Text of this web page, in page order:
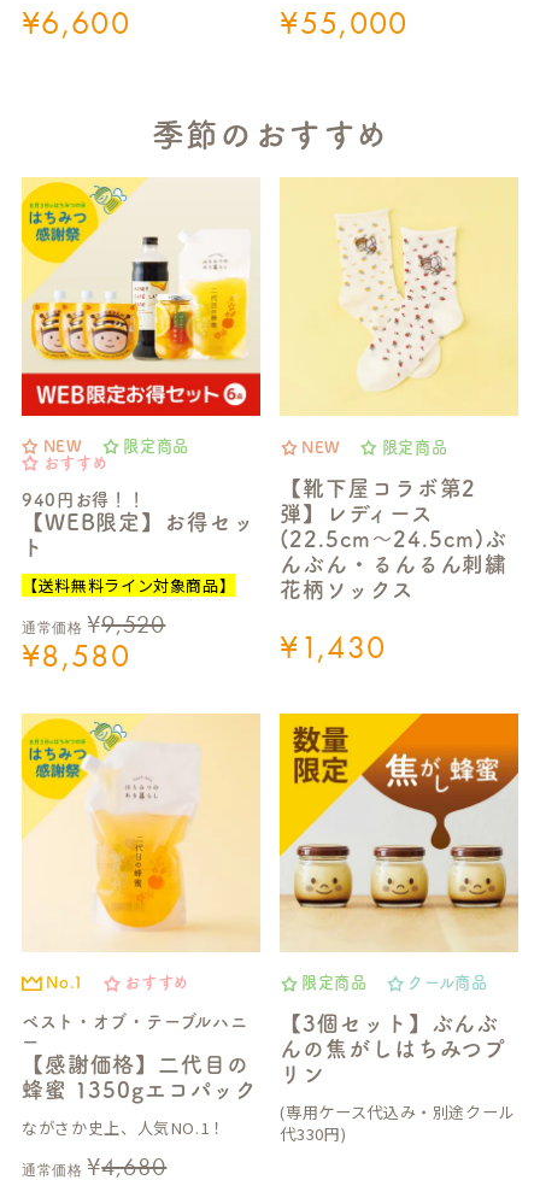
¥6,600 ¥55,000
季節のおすすめ
NEW
限定商品
おすすめ
940円お得！！
【WEB限定】お得セッ
ト
【送料無料ライン対象商品】
通常価格 ¥9,520
¥8,580
NEW 限定商品
【靴下屋コラボ第2
弾】レディース
(22.5cm～24.5cm)ぶ
んぶん・るんるん刺繍
花柄ソックス
¥1,430
No.1 おすすめ
ベスト・オブ・テーブルハニ
ー
【感謝価格】二代目の
蜂蜜 1350gエコパック
ながさか史上、人気NO.1！
通常価格 ¥4,680
限定商品 クール商品
【3個セット】ぶんぶ
んの焦がしはちみつプ
リン
(専用ケース代込み・別途クール
代330円)